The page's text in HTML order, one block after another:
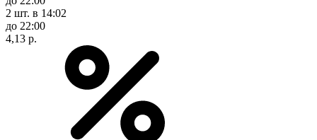
2 шт. в 14:02
до 22:00
4,13 р.